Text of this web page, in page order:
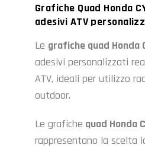
Grafiche Quad Honda
adesivi ATV
Le grafiche quad Honda
adesivi personalizzati
ATV, ideali per utilizzo
outdoor.
Le grafiche quad Honda
rappresentano la scelta